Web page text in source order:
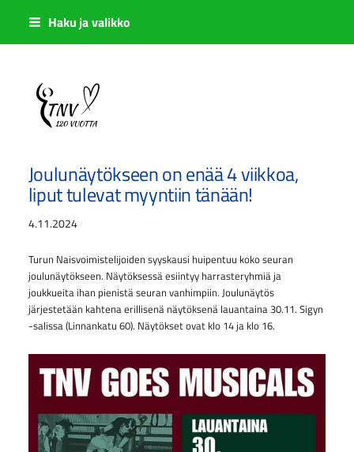
Siirry
sisältöön
Haku ja valikko
Sivuston etusivulle
Joulunäytökseen on enää 4 viikkoa,
liput tulevat myyntiin tänään!
4.11.2024
Turun Naisvoimistelijoiden syyskausi huipentuu koko seuran
joulunäytökseen. Näytöksessä esiintyy harrasteryhmiä ja
joukkueita ihan pienistä seuran vanhimpiin. Joulunäytös
järjestetään kahtena erillisenä näytöksenä lauantaina 30.11. Sigyn
-salissa (Linnankatu 60). Näytökset ovat klo 14 ja klo 16.